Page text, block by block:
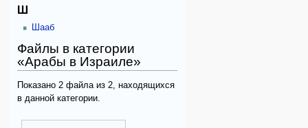
Ш
Шааб
Файлы в категории
«Арабы в Израиле»
Показано 2 файла из 2, находящихся
в данной категории.